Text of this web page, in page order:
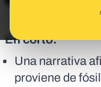
En corto:
Una narrativa
proviene de